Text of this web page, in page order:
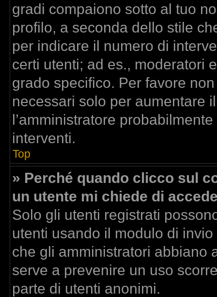
gradi compaiono sotto al tuo
profilo, a seconda dello stile
per indicare il numero di
certi utenti; ad es., moderatori
grado specifico. Per favore
necessari solo per aumentare
l’amministratore
interventi.
Top
» Perché quando clicco sul
un utente mi chiede di
Solo gli utenti registrati
utenti usando il modulo di
che gli amministratori abbiano
serve a prevenire un uso
parte di utenti anonimi.